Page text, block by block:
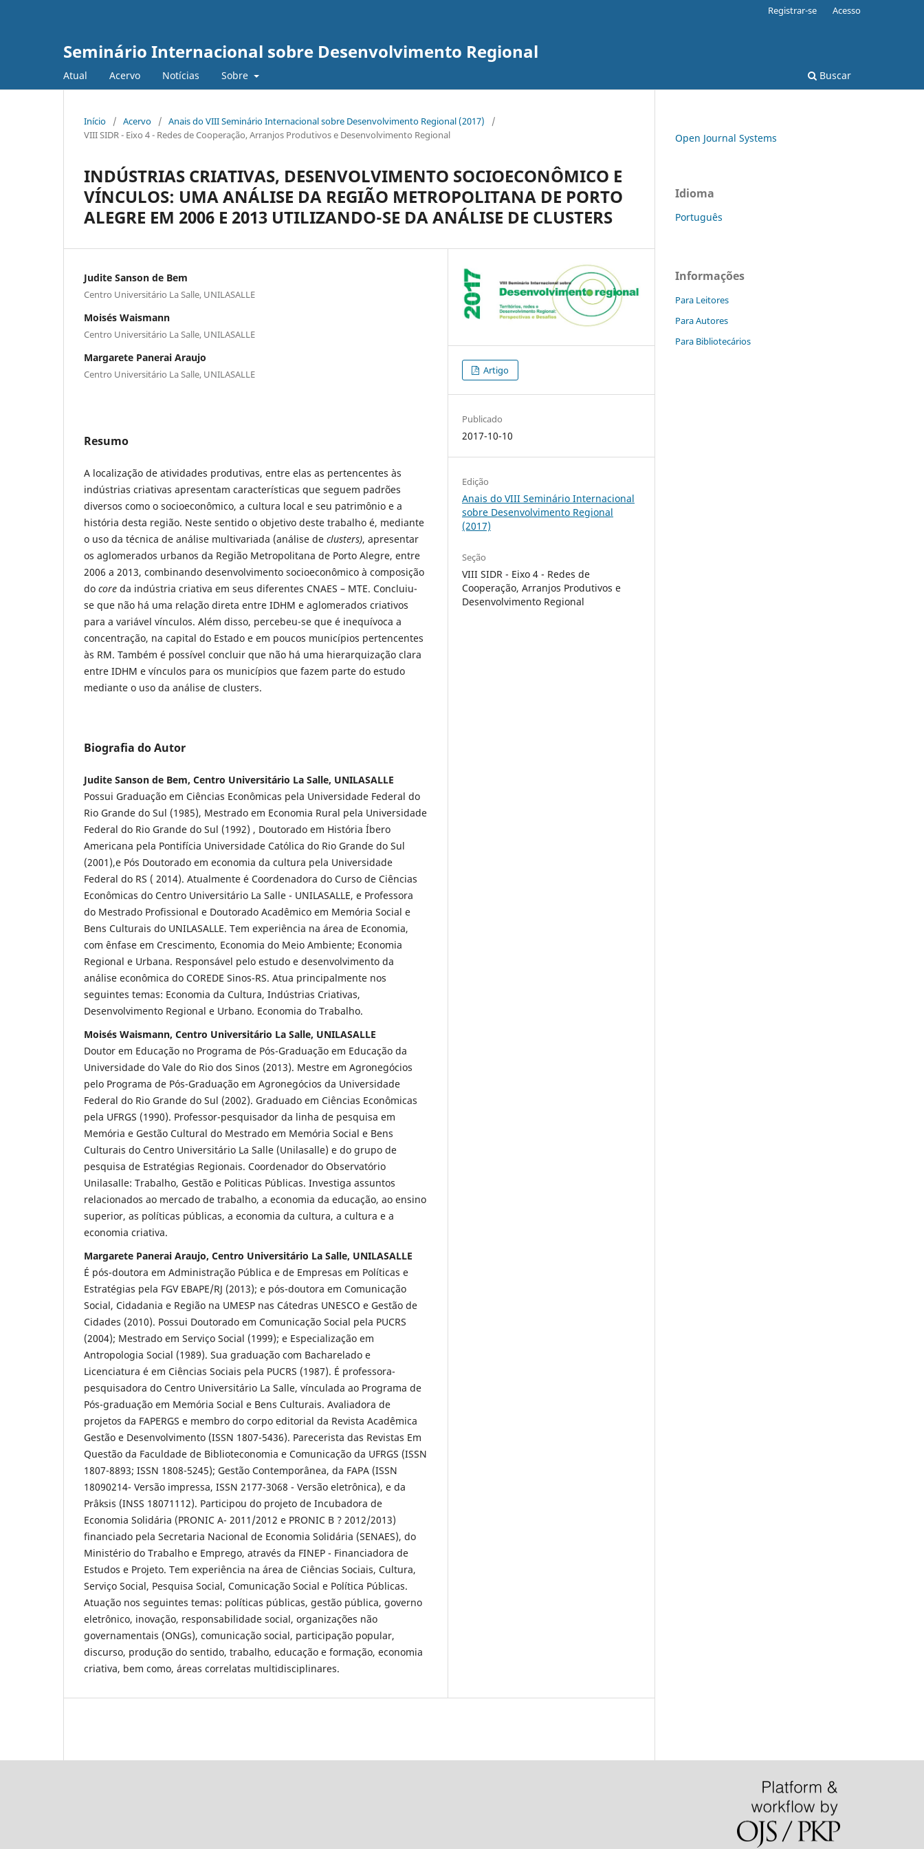
Seminário Internacional sobre Desenvolvimento Regional
Atual Acervo Notícias Sobre Buscar
Registrar-se Acesso
Início / Acervo / Anais do VIII Seminário Internacional sobre Desenvolvimento Regional (2017)
/
VIII SIDR - Eixo 4 - Redes de Cooperação, Arranjos Produtivos e Desenvolvimento Regional
INDÚSTRIAS CRIATIVAS, DESENVOLVIMENTO SOCIOECONÔMICO E
VÍNCULOS: UMA ANÁLISE DA REGIÃO METROPOLITANA DE PORTO
ALEGRE EM 2006 E 2013 UTILIZANDO-SE DA ANÁLISE DE CLUSTERS
Judite Sanson de Bem
Centro Universitário La Salle, UNILASALLE
Moisés Waismann
Centro Universitário La Salle, UNILASALLE
Margarete Panerai Araujo
Centro Universitário La Salle, UNILASALLE
Resumo
A localização de atividades produtivas, entre elas as pertencentes às
indústrias criativas apresentam características que seguem padrões
diversos como o socioeconômico, a cultura local e seu patrimônio e a
história desta região. Neste sentido o objetivo deste trabalho é, mediante
o uso da técnica de análise multivariada (análise de clusters), apresentar
os aglomerados urbanos da Região Metropolitana de Porto Alegre, entre
2006 a 2013, combinando desenvolvimento socioeconômico à composição
do core da indústria criativa em seus diferentes CNAES – MTE. Concluiu-
se que não há uma relação direta entre IDHM e aglomerados criativos
para a variável vínculos. Além disso, percebeu-se que é inequívoca a
concentração, na capital do Estado e em poucos municípios pertencentes
às RM. Também é possível concluir que não há uma hierarquização clara
entre IDHM e vínculos para os municípios que fazem parte do estudo
mediante o uso da análise de clusters.
Biografia do Autor
Judite Sanson de Bem, Centro Universitário La Salle, UNILASALLE
Possui Graduação em Ciências Econômicas pela Universidade Federal do
Rio Grande do Sul (1985), Mestrado em Economia Rural pela Universidade
Federal do Rio Grande do Sul (1992) , Doutorado em História Íbero
Americana pela Pontifícia Universidade Católica do Rio Grande do Sul
(2001),e Pós Doutorado em economia da cultura pela Universidade
Federal do RS ( 2014). Atualmente é Coordenadora do Curso de Ciências
Econômicas do Centro Universitário La Salle - UNILASALLE, e Professora
do Mestrado Profissional e Doutorado Acadêmico em Memória Social e
Bens Culturais do UNILASALLE. Tem experiência na área de Economia,
com ênfase em Crescimento, Economia do Meio Ambiente; Economia
Regional e Urbana. Responsável pelo estudo e desenvolvimento da
análise econômica do COREDE Sinos-RS. Atua principalmente nos
seguintes temas: Economia da Cultura, Indústrias Criativas,
Desenvolvimento Regional e Urbano. Economia do Trabalho.
Moisés Waismann, Centro Universitário La Salle, UNILASALLE
Doutor em Educação no Programa de Pós-Graduação em Educação da
Universidade do Vale do Rio dos Sinos (2013). Mestre em Agronegócios
pelo Programa de Pós-Graduação em Agronegócios da Universidade
Federal do Rio Grande do Sul (2002). Graduado em Ciências Econômicas
pela UFRGS (1990). Professor-pesquisador da linha de pesquisa em
Memória e Gestão Cultural do Mestrado em Memória Social e Bens
Culturais do Centro Universitário La Salle (Unilasalle) e do grupo de
pesquisa de Estratégias Regionais. Coordenador do Observatório
Unilasalle: Trabalho, Gestão e Politicas Públicas. Investiga assuntos
relacionados ao mercado de trabalho, a economia da educação, ao ensino
superior, as políticas públicas, a economia da cultura, a cultura e a
economia criativa.
Margarete Panerai Araujo, Centro Universitário La Salle, UNILASALLE
É pós-doutora em Administração Pública e de Empresas em Políticas e
Estratégias pela FGV EBAPE/RJ (2013); e pós-doutora em Comunicação
Social, Cidadania e Região na UMESP nas Cátedras UNESCO e Gestão de
Cidades (2010). Possui Doutorado em Comunicação Social pela PUCRS
(2004); Mestrado em Serviço Social (1999); e Especialização em
Antropologia Social (1989). Sua graduação com Bacharelado e
Licenciatura é em Ciências Sociais pela PUCRS (1987). É professora-
pesquisadora do Centro Universitário La Salle, vínculada ao Programa de
Pós-graduação em Memória Social e Bens Culturais. Avaliadora de
projetos da FAPERGS e membro do corpo editorial da Revista Acadêmica
Gestão e Desenvolvimento (ISSN 1807-5436). Parecerista das Revistas Em
Questão da Faculdade de Biblioteconomia e Comunicação da UFRGS (ISSN
1807-8893; ISSN 1808-5245); Gestão Contemporânea, da FAPA (ISSN
18090214- Versão impressa, ISSN 2177-3068 - Versão eletrônica), e da
Prâksis (INSS 18071112). Participou do projeto de Incubadora de
Economia Solidária (PRONIC A- 2011/2012 e PRONIC B ? 2012/2013)
financiado pela Secretaria Nacional de Economia Solidária (SENAES), do
Ministério do Trabalho e Emprego, através da FINEP - Financiadora de
Estudos e Projeto. Tem experiência na área de Ciências Sociais, Cultura,
Serviço Social, Pesquisa Social, Comunicação Social e Política Públicas.
Atuação nos seguintes temas: políticas públicas, gestão pública, governo
eletrônico, inovação, responsabilidade social, organizações não
governamentais (ONGs), comunicação social, participação popular,
discurso, produção do sentido, trabalho, educação e formação, economia
criativa, bem como, áreas correlatas multidisciplinares.
Artigo
Publicado
2017-10-10
Edição
Anais do VIII Seminário Internacional
sobre Desenvolvimento Regional
(2017)
Seção
VIII SIDR - Eixo 4 - Redes de
Cooperação, Arranjos Produtivos e
Desenvolvimento Regional
Open Journal Systems
Idioma
Português
Informações
Para Leitores
Para Autores
Para Bibliotecários